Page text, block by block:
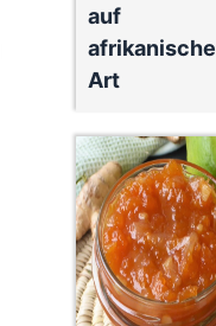
auf
afrikanische
Art